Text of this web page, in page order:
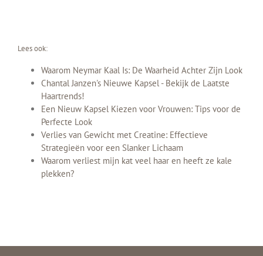
Lees ook:
Waarom Neymar Kaal Is: De Waarheid Achter Zijn Look
Chantal Janzen's Nieuwe Kapsel - Bekijk de Laatste
Haartrends!
Een Nieuw Kapsel Kiezen voor Vrouwen: Tips voor de
Perfecte Look
Verlies van Gewicht met Creatine: Effectieve
Strategieën voor een Slanker Lichaam
Waarom verliest mijn kat veel haar en heeft ze kale
plekken?